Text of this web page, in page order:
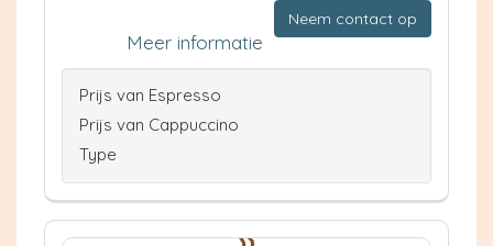
Neem contact op
Meer informatie
Prijs van Espresso
Prijs van Cappuccino
Type